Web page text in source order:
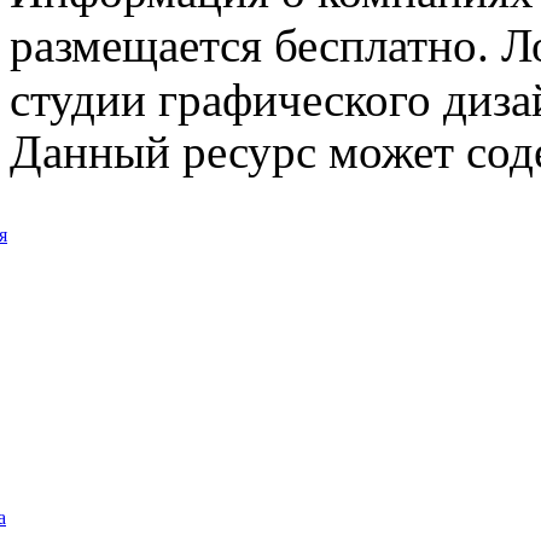
размещается бесплатно.
студии графического
Данный ресурс может